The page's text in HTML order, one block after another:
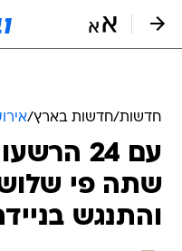
חדשות/חדשות בארץ/
שתה פי
והתנגש